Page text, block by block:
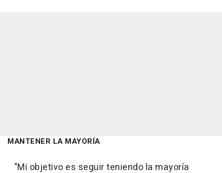
MANTENER LA MAYORÍA
"Mi objetivo es seguir teniendo la mayoría